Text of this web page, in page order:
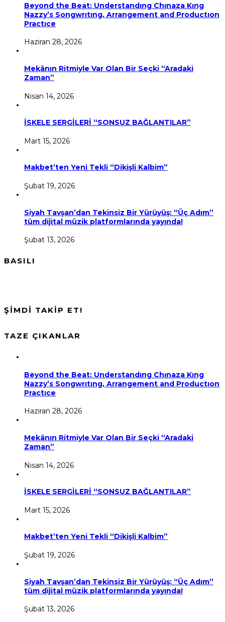
Beyond the Beat: Understandıng Chınaza Kıng
Nazzy’s Songwrıtıng, Arrangement and Productıon
Practıce
Haziran 28, 2026
Mekânın Ritmiyle Var Olan Bir Seçki “Aradaki
Zaman”
Nisan 14, 2026
İSKELE SERGİLERİ “SONSUZ BAĞLANTILAR”
Mart 15, 2026
Makbet’ten Yeni Tekli “Dikişli Kalbim”
Şubat 19, 2026
Siyah Tavşan’dan Tekinsiz Bir Yürüyüş: “Üç Adım”
tüm dijital müzik platformlarında yayında!
Şubat 13, 2026
BASILI
ŞİMDİ TAKİP ET!
TAZE ÇIKANLAR
Beyond the Beat: Understandıng Chınaza Kıng
Nazzy’s Songwrıtıng, Arrangement and Productıon
Practıce
Haziran 28, 2026
Mekânın Ritmiyle Var Olan Bir Seçki “Aradaki
Zaman”
Nisan 14, 2026
İSKELE SERGİLERİ “SONSUZ BAĞLANTILAR”
Mart 15, 2026
Makbet’ten Yeni Tekli “Dikişli Kalbim”
Şubat 19, 2026
Siyah Tavşan’dan Tekinsiz Bir Yürüyüş: “Üç Adım”
tüm dijital müzik platformlarında yayında!
Şubat 13, 2026